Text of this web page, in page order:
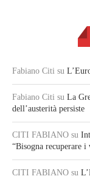
Fabiano Citi su
Fabiano Citi su La
dell’austerità persiste
CITI FABIANO su
“Bisogna recuperare
CITI FABIANO su